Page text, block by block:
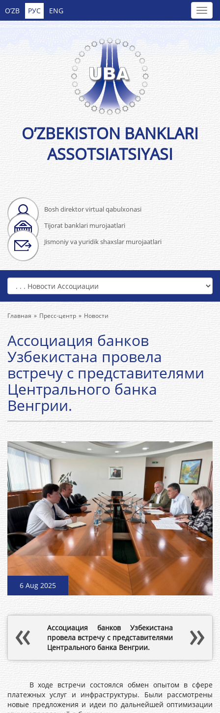
O’ZB РУС ENG
Bosh direktor virtual qabulxonasi
Tijorat banklari murojaatlari
Jismoniy va yuridik shaxslar murojaatlari
O’ZBEKISTON BANKLARI
ASSOTSIATSIYASI
Главная Пресс-центр Новости
Ассоциация банков
Узбекистана провела
встречу с представителями
Центрального банка
Венгрии.
6 Aug 2025
Ассоциация банков Узбекистана
провела встречу с представителями
Центрального банка Венгрии.
В ходе встречи состоялся обмен опытом в сфере
платежных услуг и инфраструктуры. Были рассмотрены
новые предложения и идеи по дальнейшей оптимизации